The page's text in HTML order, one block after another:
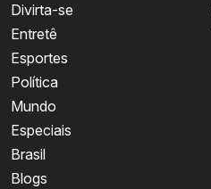
Divirta-se
Entretê
Esportes
Política
Mundo
Especiais
Brasil
Blogs